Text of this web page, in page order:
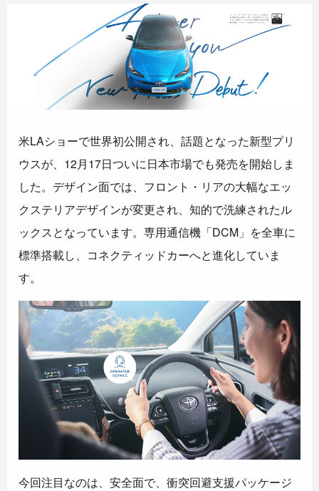
米LAショーで世界初公開され、話題となった新型プリ
ウスが、12月17日ついに日本市場でも発売を開始しま
した。デザイン面では、フロント・リアの大幅なエッ
クステリアデザインが変更され、知的で洗練されたル
ックスとなっています。専用通信機「DCM」を全車に
標準搭載し、コネクティッドカーへと進化していま
す。
今回注目なのは、安全面で、衝突回避支援パッケージ